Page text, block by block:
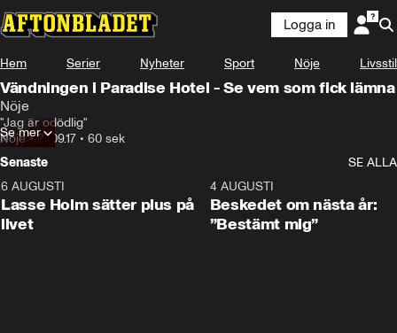
Logga in
Hem Serier Nyheter Sport Nöje Livsstil
Vändningen i Paradise Hotel - Se vem som fick lämna
Nöje
"Jag är odödlig"
Nöje•27.09.17 • 60 sek
Se mer
Senaste
SE ALLA
6 AUGUSTI
Lasse Holm sätter plus på
livet
4 AUGUSTI
Beskedet om nästa år:
”Bestämt mig”